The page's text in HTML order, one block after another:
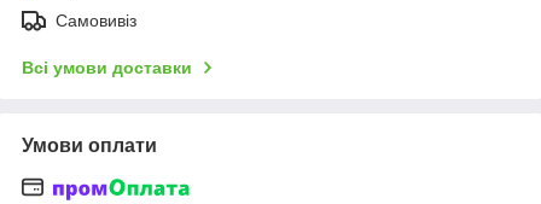
Самовивіз
Всі умови доставки
Умови оплати